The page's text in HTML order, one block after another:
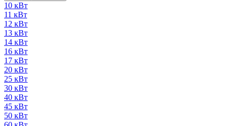
10 кВт
11 кВт
12 кВт
13 кВт
14 кВт
16 кВт
17 кВт
20 кВт
25 кВт
30 кВт
40 кВт
45 кВт
50 кВт